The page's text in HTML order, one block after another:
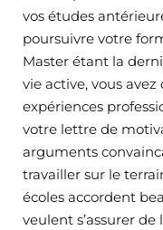
vos études
poursuivre votre
Master étant la
vie active, vous
expériences
votre lettre de
arguments
travailler sur le
écoles accordent
veulent s’assurer